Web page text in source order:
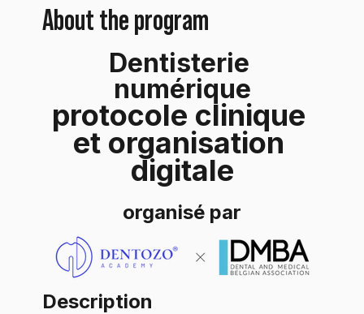
About the program
Dentisterie
numérique
protocole clinique
et organisation
digitale
organisé par
Description